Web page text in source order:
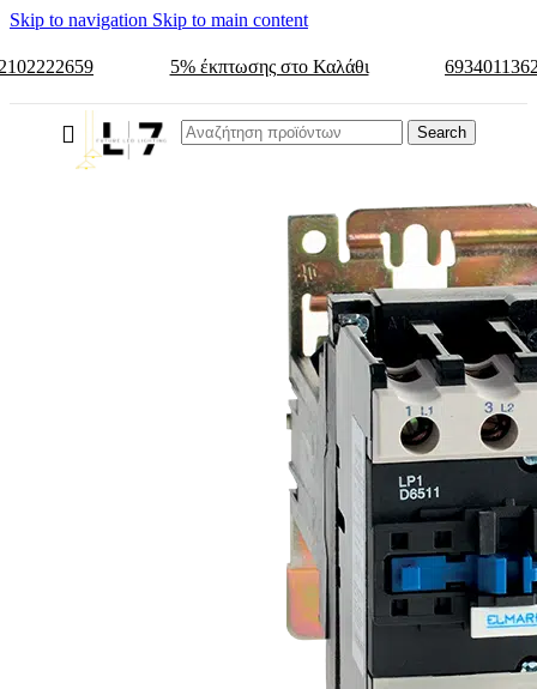
Skip to navigation Skip to main content
5% έκπτωσης στο Καλάθι
Search